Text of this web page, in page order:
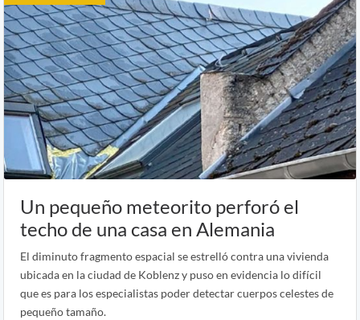
Un pequeño meteorito perforó el
techo de una casa en Alemania
El diminuto fragmento espacial se estrelló contra una vivienda
ubicada en la ciudad de Koblenz y puso en evidencia lo difícil
que es para los especialistas poder detectar cuerpos celestes de
pequeño tamaño.